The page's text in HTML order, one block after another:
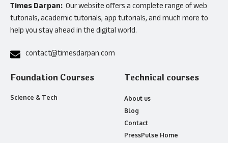
Times Darpan: Our website offers a complete range of web
tutorials, academic tutorials, app tutorials, and much more to
help you stay ahead in the digital world.
contact@timesdarpan.com
Foundation Courses
Science & Tech
Technical courses
About us
Blog
Contact
PressPulse Home